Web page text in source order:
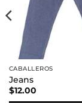
CABALLEROS
Jeans
$12.00